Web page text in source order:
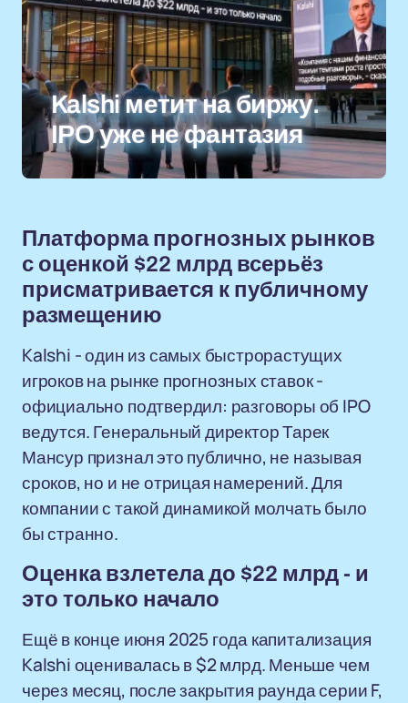
Kalshi метит на биржу.
IPO уже не фантазия
Платформа прогнозных рынков
с оценкой $22 млрд всерьёз
присматривается к публичному
размещению
Kalshi - один из самых быстрорастущих
игроков на рынке прогнозных ставок -
официально подтвердил: разговоры об IPO
ведутся. Генеральный директор Тарек
Мансур признал это публично, не называя
сроков, но и не отрицая намерений. Для
компании с такой динамикой молчать было
бы странно.
Оценка взлетела до $22 млрд - и
это только начало
Ещё в конце июня 2025 года капитализация
Kalshi оценивалась в $2 млрд. Меньше чем
через месяц, после закрытия раунда серии F,